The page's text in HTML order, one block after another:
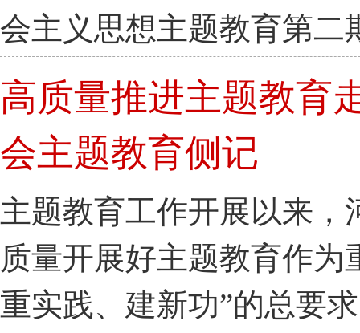
会主义思想主题教育第二
高质量推进主题教
会主题教育侧记
主题教育工作开展以来
质量开展好主题教育作
重实践、建新功”的总要